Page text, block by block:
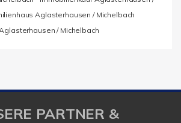
Aglasterhausen / Michelbach
/ Michelbach
PARTNER &